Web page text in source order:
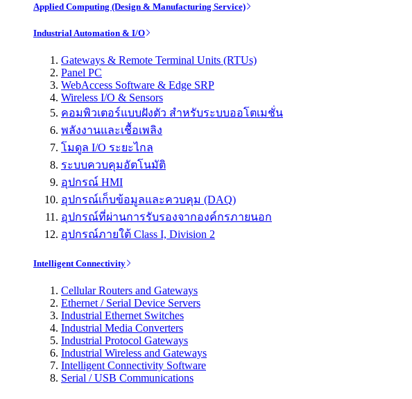
Applied Computing (Design & Manufacturing Service)
Industrial Automation & I/O
Gateways & Remote Terminal Units (RTUs)
Panel PC
WebAccess Software & Edge SRP
Wireless I/O & Sensors
คอมพิวเตอร์แบบฝังตัว สำหรับระบบออโตเมชั่น
พลังงานและเชื้อเพลิง
โมดูล I/O ระยะไกล
ระบบควบคุมอัตโนมัติ
อุปกรณ์ HMI
อุปกรณ์เก็บข้อมูลและควบคุม (DAQ)
อุปกรณ์ที่ผ่านการรับรองจากองค์กรภายนอก
อุปกรณ์ภายใต้ Class I, Division 2
Intelligent Connectivity
Cellular Routers and Gateways
Ethernet / Serial Device Servers
Industrial Ethernet Switches
Industrial Media Converters
Industrial Protocol Gateways
Industrial Wireless and Gateways
Intelligent Connectivity Software
Serial / USB Communications